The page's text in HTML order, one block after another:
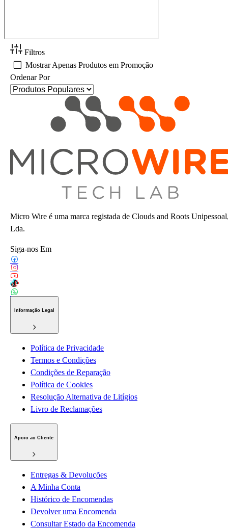
Filtros
Mostrar Apenas Produtos em Promoção
Ordenar Por
Micro Wire é uma marca registada de Clouds and Roots
Lda.
Siga-nos Em
Informação Legal
Política de Privacidade
Termos e Condições
Condições de Reparação
Política de Cookies
Resolução Alternativa de Litígios
Livro de Reclamações
Apoio ao Cliente
Entregas & Devoluções
A Minha Conta
Histórico de Encomendas
Devolver uma Encomenda
Consultar Estado da Encomenda